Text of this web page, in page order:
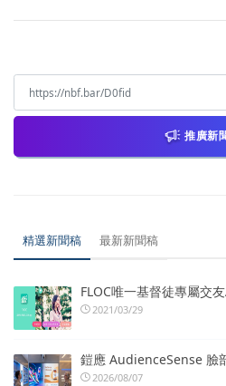
推廣新
精選新聞稿 最新新聞稿
FLOC唯一基督徒專屬交
2021/03/29
鎧應 AudienceSense 臉
2026/08/07